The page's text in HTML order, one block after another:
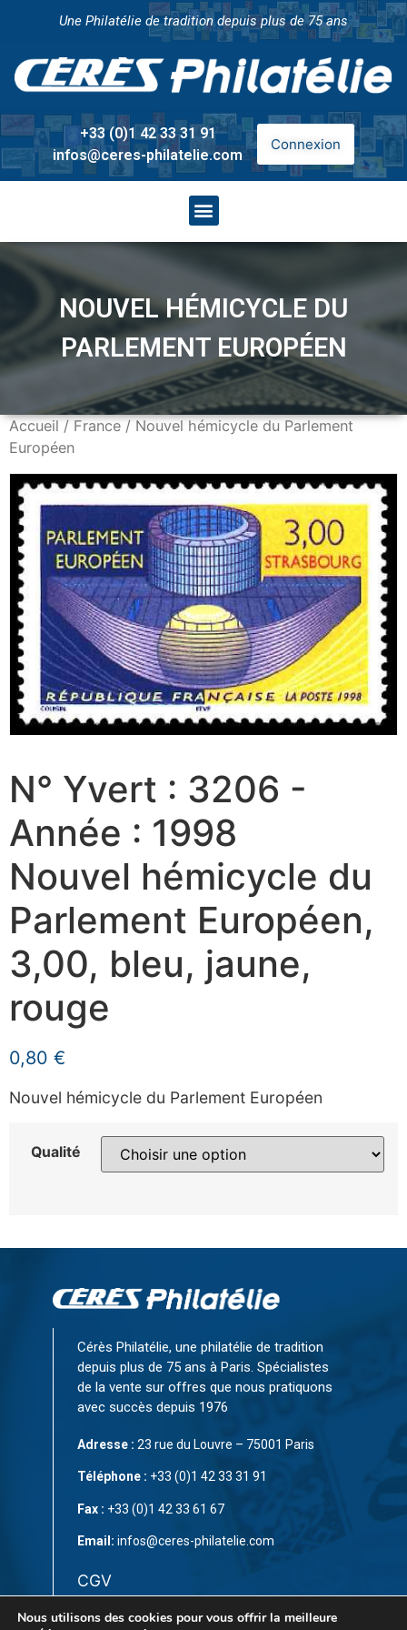
Une Philatélie de tradition depuis plus de 75 ans
+33 (0)1 42 33 31 91
infos@ceres-philatelie.com
Connexion
NOUVEL HÉMICYCLE DU
PARLEMENT EUROPÉEN
Accueil/France/ Nouvel hémicycle du Parlement
Européen
N° Yvert : 3206 -
Année : 1998
Nouvel hémicycle du
Parlement Européen,
3,00, bleu, jaune,
rouge
0,80 €
Nouvel hémicycle du Parlement Européen
Qualité
Cérès Philatélie, une philatélie de tradition
depuis plus de 75 ans à Paris. Spécialistes
de la vente sur offres que nous pratiquons
avec succès depuis 1976
Adresse : 23 rue du Louvre – 75001 Paris
Téléphone : +33 (0)1 42 33 31 91
Fax : +33 (0)1 42 33 61 67
Email: infos@ceres-philatelie.com
CGV
Mentions légales
Nous utilisons des cookies pour vous offrir la meilleure